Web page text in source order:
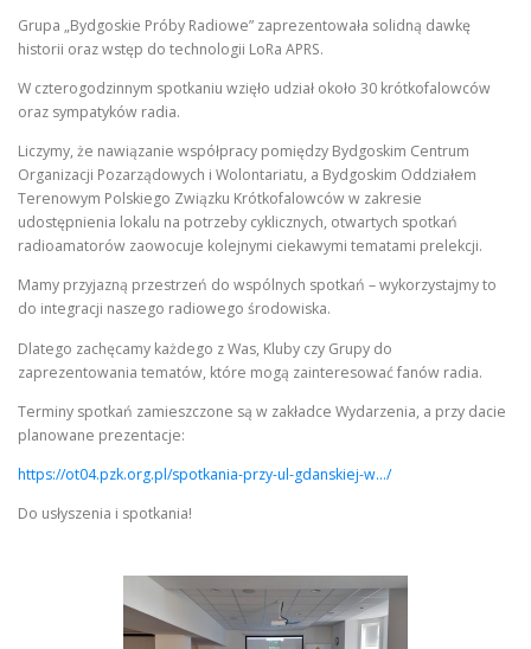
Grupa „Bydgoskie Próby Radiowe” zaprezentowała solidną dawkę
historii oraz wstęp do technologii LoRa APRS.
W czterogodzinnym spotkaniu wzięło udział około 30 krótkofalowców
oraz sympatyków radia.
Liczymy, że nawiązanie współpracy pomiędzy Bydgoskim Centrum
Organizacji Pozarządowych i Wolontariatu, a Bydgoskim Oddziałem
Terenowym Polskiego Związku Krótkofalowców w zakresie
udostępnienia lokalu na potrzeby cyklicznych, otwartych spotkań
radioamatorów zaowocuje kolejnymi ciekawymi tematami prelekcji.
Mamy przyjazną przestrzeń do wspólnych spotkań – wykorzystajmy to
do integracji naszego radiowego środowiska.
Dlatego zachęcamy każdego z Was, Kluby czy Grupy do
zaprezentowania tematów, które mogą zainteresować fanów radia.
Terminy spotkań zamieszczone są w zakładce Wydarzenia, a przy dacie
planowane prezentacje:
https://ot04.pzk.org.pl/spotkania-przy-ul-gdanskiej-w…/
Do usłyszenia i spotkania!